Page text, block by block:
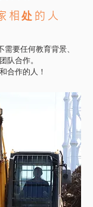
相处的人
要任何教育背景、
队合作。
合作的人！